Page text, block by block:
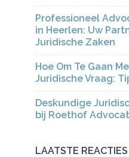
Professioneel
in Heerlen: Uw
Juridische Zaken
Hoe Om Te Gaan
Juridische Vraag:
Deskundige
bij Roethof
LAATSTE REACTIES